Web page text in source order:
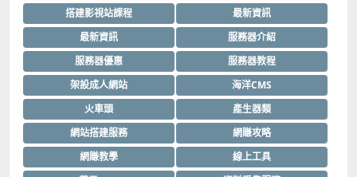
搭建影視站課程
最新資訊
最新資訊
服務器介紹
服務器優惠
服務器教程
架設成人網站
海洋CMS
火車頭
產生器類
網站搭建服務
網賺攻略
網賺教學
線上工具